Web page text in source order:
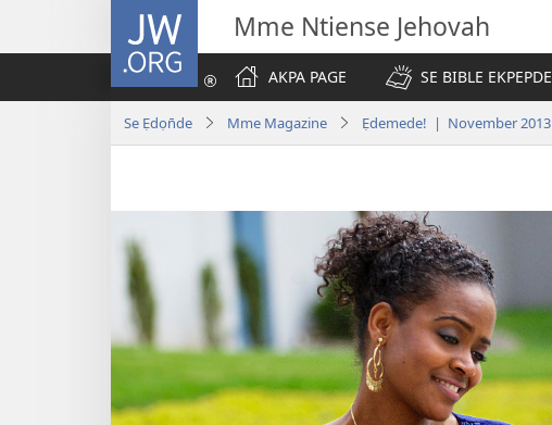
JW.ORG Mme Ntiense Jehovah
AKPA PAGE
SE BIBLE EKPEPDE
Se Ẹdọn̄de Mme Magazine Ẹdemede! | November 2013